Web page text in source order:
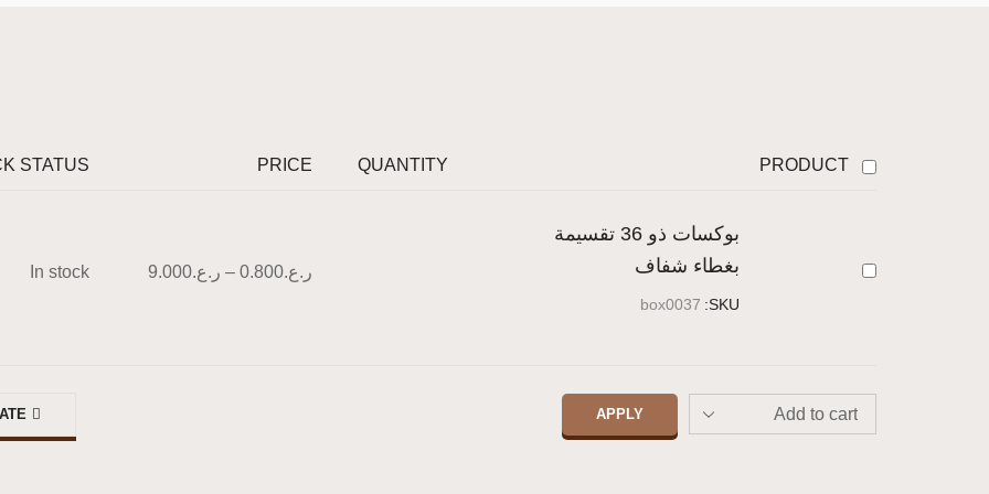
PRODUCT
QUANTITY
PRICE
STATUS
بوكسات ذو 36 تقسيمة
بغطاء شفاف
SKU:
box0037
ر.ع.0.800
– ر.ع.9.000
In stock
APPLY